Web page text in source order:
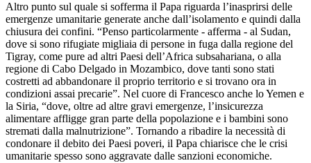
Altro punto sul quale si sofferma il Papa riguarda l’inasprirsi delle
emergenze umanitarie generate anche dall’isolamento e quindi dalla
chiusura dei confini. “Penso particolarmente - afferma - al Sudan,
dove si sono rifugiate migliaia di persone in fuga dalla regione del
Tigray, come pure ad altri Paesi dell’Africa subsahariana, o alla
regione di Cabo Delgado in Mozambico, dove tanti sono stati
costretti ad abbandonare il proprio territorio e si trovano ora in
condizioni assai precarie”. Nel cuore di Francesco anche lo Yemen e
la Siria, “dove, oltre ad altre gravi emergenze, l’insicurezza
alimentare affligge gran parte della popolazione e i bambini sono
stremati dalla malnutrizione”. Tornando a ribadire la necessità di
condonare il debito dei Paesi poveri, il Papa chiarisce che le crisi
umanitarie spesso sono aggravate dalle sanzioni economiche.